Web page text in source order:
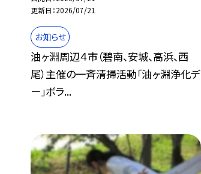
更新日 2026/07/21
お知らせ
油ヶ淵周辺４市（碧南、安城、高浜、西
尾）主催の一斉清掃活動「油ヶ淵浄化デ
ー」ボラ...